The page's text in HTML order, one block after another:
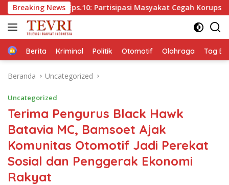
Langsung
ke
konten
Breaking News
Eps.10: Partisipasi Masyakat Cegah Korupsi, Narsum Risat
HomeBerita Kriminal Politik Otomotif Olahraga Tag
Beranda Uncategorized
Uncategorized
Terima Pengurus Black Hawk
Batavia MC, Bamsoet Ajak
Komunitas Otomotif Jadi Perekat
Sosial dan Penggerak Ekonomi
Rakyat